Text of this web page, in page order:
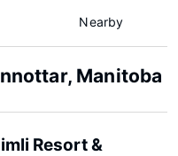
Nearby
Manitoba
Resort &